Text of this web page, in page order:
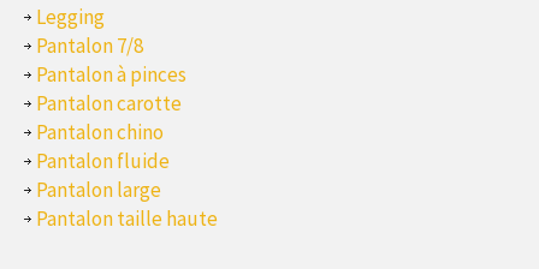
Legging
Pantalon 7/8
Pantalon à pinces
Pantalon carotte
Pantalon chino
Pantalon fluide
Pantalon large
Pantalon taille haute